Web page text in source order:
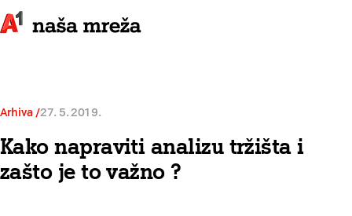
Arhiva 27. 5. 2019.
Kako napraviti analizu tržišta i
zašto je to važno ?